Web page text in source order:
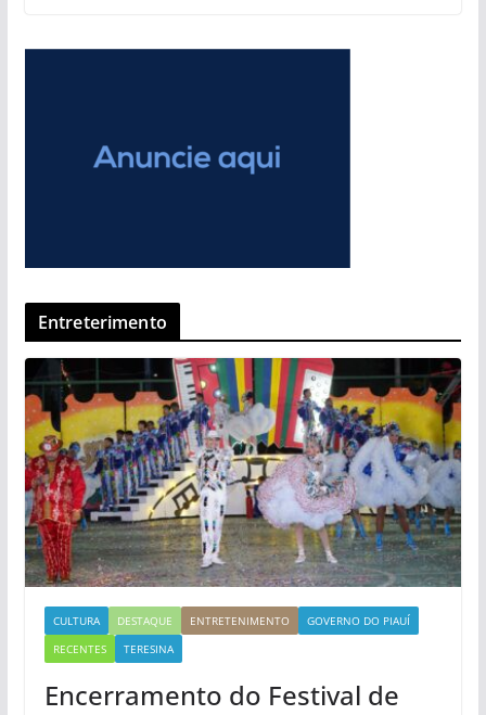
Entreterimento
CULTURA DESTAQUE ENTRETENIMENTO
GOVERNO DO PIAUÍ
RECENTES
TERESINA
Encerramento do Festival de